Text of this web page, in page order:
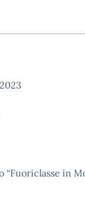
“Fuoriclasse in